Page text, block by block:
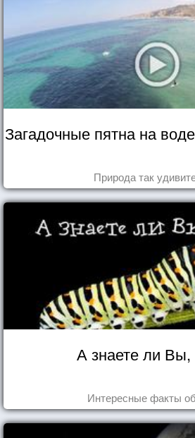
Загадочные пятна на
Природа так
А знаете ли Вы,
Интересные факты